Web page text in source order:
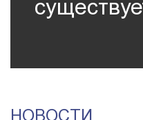
НОВОСТИ